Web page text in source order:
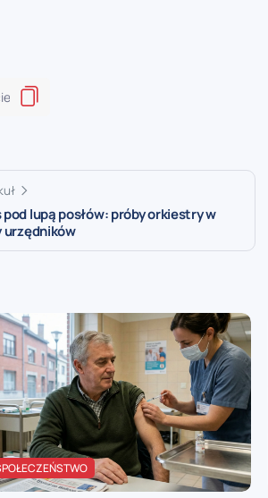
pod lupą posłów: próby orkiestry w
urzędników